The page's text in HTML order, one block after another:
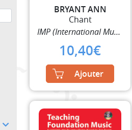
BRYANT ANN
Chant
IMP (International Music Publisher)
10,40€
Ajouter